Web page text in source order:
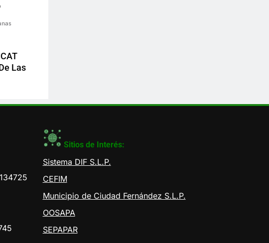
Las
Sitios de Interés:
Sistema DIF S.L.P.
CEFIM
Municipio de Ciudad Fernández S.L.P.
OOSAPA
SEPAPAR